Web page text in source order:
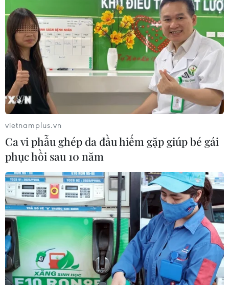
vietnamplus.vn
Ca vi phẫu ghép da đầu hiếm gặp giúp bé gái
phục hồi sau 10 năm